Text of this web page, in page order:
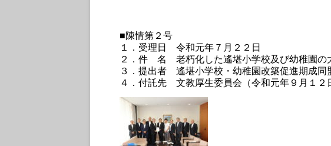
■陳情第２号
１．受理日 令和元年７月２２日
２．件 名 老朽化した遙堪小学校及び幼稚園の
３．提出者 遙堪小学校・幼稚園改築促進期
４．付託先 文教厚生委員会（令和元年９月１２